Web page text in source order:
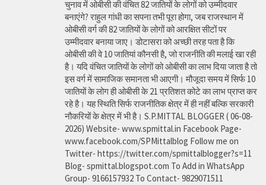
चुनाव में ओबीसी की वंचित 82 जातियों के लोगों को उम्मीदवार
बनाएंगे? राहुल गांधी का सपना तभी पूरा होगा, जब राजस्थान में
ओबीसी वर्ग की 82 जातियों के लोगों को आरक्षित सीटों पर
उम्मीदवार बनाया जाए। डोटासरा को अच्छी तरह पता है कि
ओबीसी की वे 10 जातियां कौनसी है, जो राजनीति की मलाई खा रही
है। यदि वंचित जातियों के लोगों को ओबीसी का लाभ दिया जाता है तो
इस वर्ग में सामाजिक समानता भी आएगी। मौजूदा समय में सिर्फ 10
जातियों के लोग ही ओबीसी के 21 प्रतिशत कोटे का लाभ प्राप्त कर
रहे है। यह स्थिति सिर्फ राजनीतिक क्षेत्र में ही नहीं बल्कि सरकारी
नौकरियों के क्षेत्र में भी है। S.P.MITTAL BLOGGER ( 06-08-
2026) Website- www.spmittal.in Facebook Page-
www.facebook.com/SPMittalblog Follow me on
Twitter- https://twitter.com/spmittalblogger?s=11
Blog- spmittal.blogspot.com To Add in WhatsApp
Group- 9166157932 To Contact- 9829071511